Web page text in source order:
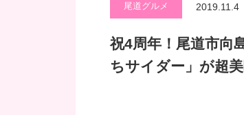
尾道グルメ 2019.11.4
祝4周年！尾道市向
ちサイダー」が超